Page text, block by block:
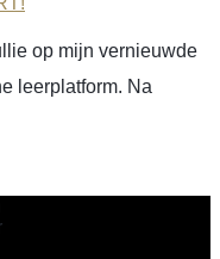
op mijn vernieuwde
leerplatform. Na